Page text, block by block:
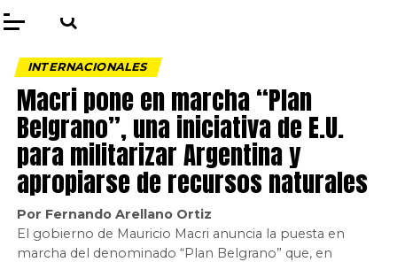
INTERNACIONALES
Macri pone en marcha “Plan
Belgrano”, una iniciativa de E.U.
para militarizar Argentina y
apropiarse de recursos naturales
Por Fernando Arellano Ortiz
El gobierno de Mauricio Macri anuncia la puesta en
marcha del denominado “Plan Belgrano” que, en